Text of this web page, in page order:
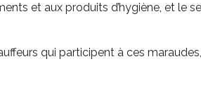
et aux produits d’hygiène, et
qui participent à ces